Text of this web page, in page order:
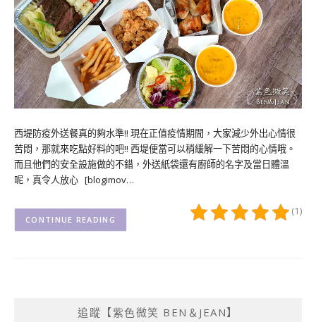
西堤防疫外送餐真的夠水準!! 現在正值疫情期間，大家減少外出心情很
苦悶，那就來吃點好料的吧!! 西堤便當可以稍緩解一下苦悶的心情哦。
而且他們的安全設施做的不錯，外送紙袋還有廚師的名字及當日體溫
呢，真令人放心 [blogimov…
(1)
CONTINUE READING
追蹤【紫色微笑 BEN＆JEAN】